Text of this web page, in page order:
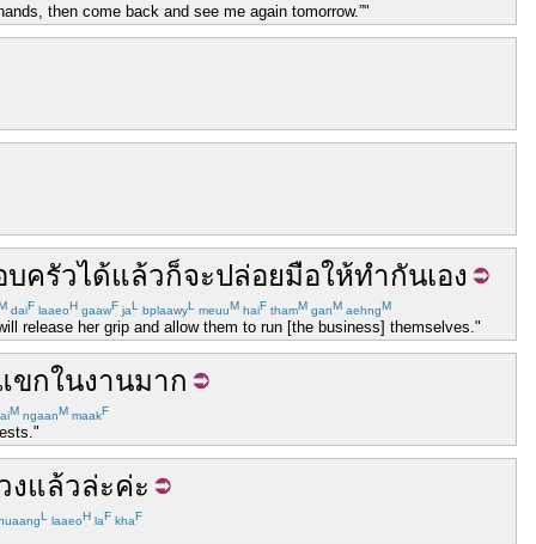
then come back and see me again tomorrow.”"
บครัวได้แล้วก็จะปล่อยมือให้ทำกันเอง
daiF laaeoH gaawF jaL bplaawyL meuuM haiF thamM ganM aehngM
release her grip and allow them to run [the business] themselves."
ขกในงานมาก
M ngaanM maakF
งแล้วล่ะค่ะ
L laaeoH laF khaF